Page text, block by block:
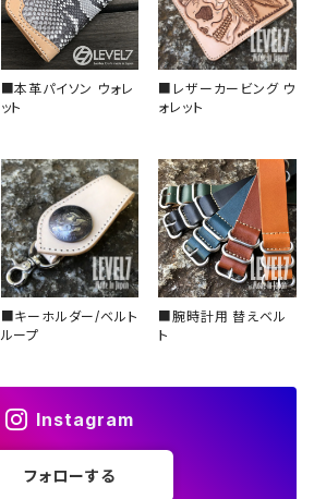
■本革パイソン ウォレ
ット
■レザーカービング ウ
ォレット
■キーホルダー/ベルト
ループ
■腕時計用 替えベル
ト
Instagram
フォローする